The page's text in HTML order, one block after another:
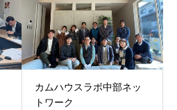
カムハウスラボ中部ネッ
トワーク